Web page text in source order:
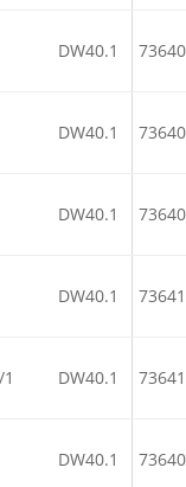
DW40.1
DW40.1
DW40.1
DW40.1
DW40.1
DW40.1